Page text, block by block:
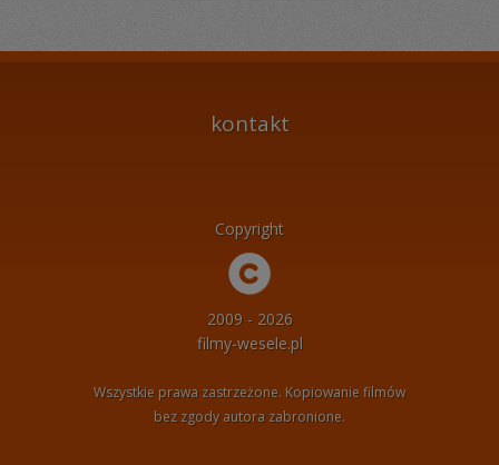
kontakt
Copyright
2009 - 2026
filmy-wesele.pl
Wszystkie prawa zastrzeżone. Kopiowanie filmów
bez zgody autora zabronione.